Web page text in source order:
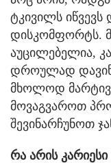
ტკივილს
დისკომფორტს.
აუცილებელია,
დროულად
მხოლოდ
მოვაგვაროთ
შევინარჩუნოთ
რა არის